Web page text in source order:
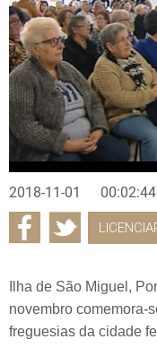
2018-11-01 00:02:44
Ilha de São Miguel,
novembro comemora-
freguesias da cidade